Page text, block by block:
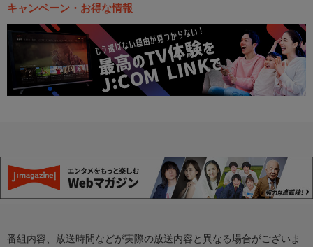
キャンペーン・お得な情報
番組内容、放送時間などが実際の放送内容と異なる場合がございま